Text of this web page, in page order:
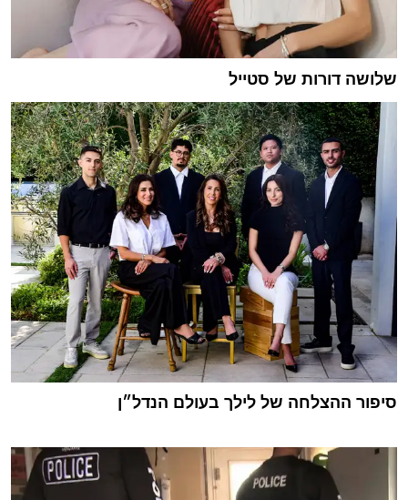
שלושה דורות של סטייל
סיפור ההצלחה של לילך בעולם הנדל״ן